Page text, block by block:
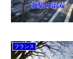
フランス